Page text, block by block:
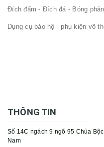
Đích đấm - Đích đá - Bóng
Dụng cụ bảo hộ - phụ kiện võ
THÔNG TIN
Số 14C ngách 9 ngõ 95 Chùa
Nam